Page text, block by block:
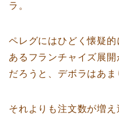
ラ。
ペレグにはひどく懐疑
あるフランチャイズ展
だろうと、デボラはあま
それよりも注文数が増